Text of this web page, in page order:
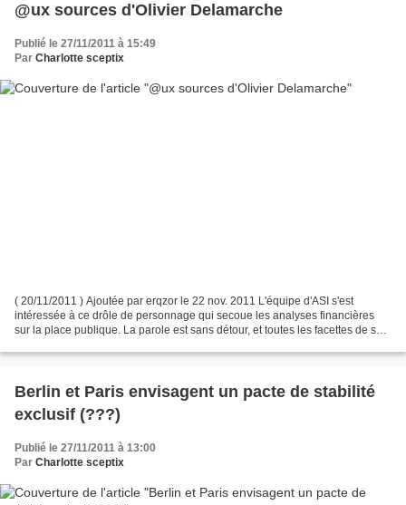
@ux sources d'Olivier Delamarche
Publié le 27/11/2011 à 15:49
Par Charlotte sceptix
( 20/11/2011 ) Ajoutée par erqzor le 22 nov. 2011 L'équipe d'ASI s'est
intéressée à ce drôle de personnage qui secoue les analyses financières
sur la place publique. La parole est sans détour, et toutes les facettes de son
Berlin et Paris envisagent un pacte de stabilité
exclusif (???)
Publié le 27/11/2011 à 13:00
Par Charlotte sceptix